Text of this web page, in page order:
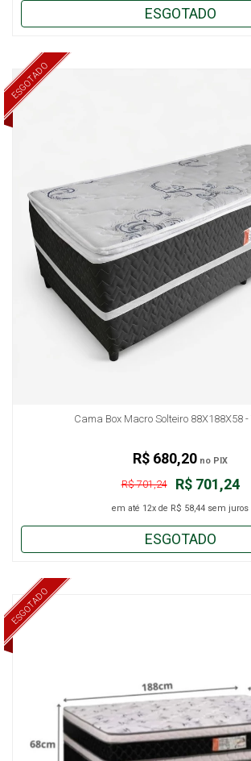
ESGOTADO
ESGOTADO
Cama Box Macro Solteiro 88X188X58 -
R$ 701,24
R$ 701,24
em até 12x de R$ 58,44 sem juros
R$ 680,20 no PIX
ESGOTADO
ESGOTADO